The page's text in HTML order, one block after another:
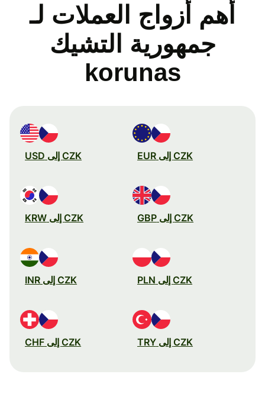
أهم أزواج العملات لـ
جمهورية التشيك
korunas
CZK إلى EUR CZK إلى USD
CZK إلى GBP CZK إلى KRW
CZK إلى PLN CZK إلى INR
CZK إلى TRY CZK إلى CHF